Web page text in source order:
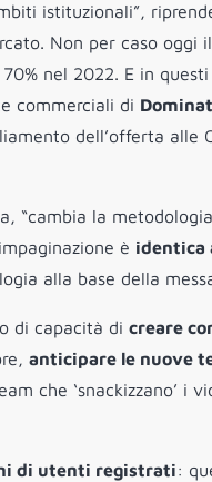
istituzionali”,
Non per caso oggi il
nel 2022. E in
commerciali di
dell’offerta alle
“cambia la
è identica
alla base della
di capacità di creare
anticipare le nuove
che ‘snackizzano’ i
di utenti registrati: